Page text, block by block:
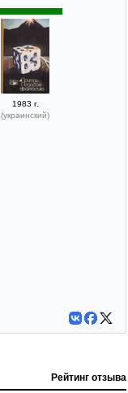
1983 г.
(украинский)
Рейтинг отзыва